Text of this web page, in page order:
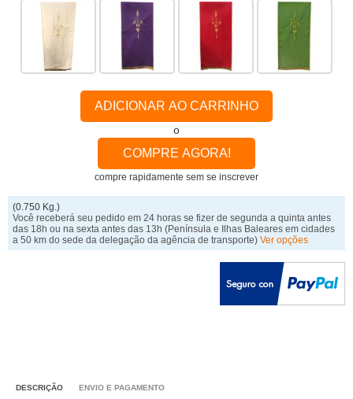
ADICIONAR AO CARRINHO
o
COMPRE AGORA!
compre rapidamente sem se inscrever
(0.750 Kg.)
Você receberá seu pedido em 24 horas se fizer de segunda a quinta antes
das 18h ou na sexta antes das 13h(Península e Ilhas Baleares em cidades
a 50 km do sede da delegação da agência de transporte) Ver opções
DESCRIÇÃO ENVIO E PAGAMENTO